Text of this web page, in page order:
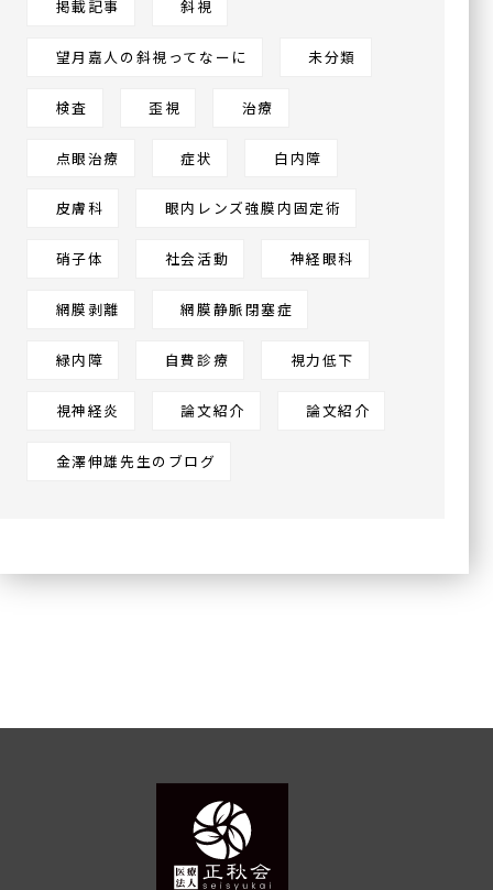
ハナテンミライ眼科
〒538-0044
大阪府大阪市鶴見区放出東
ヴェルデ放出駅前 3F
掲載記事 斜視
望月嘉人の斜視ってなーに 未分類
検査 歪視 治療
点眼治療 症状 白内障
皮膚科 眼内レンズ強膜内固定術
硝子体 社会活動 神経眼科
網膜剥離 網膜静脈閉塞症
緑内障 自費診療 視力低下
視神経炎 論文紹介 論文紹介
金澤伸雄先生のブログ